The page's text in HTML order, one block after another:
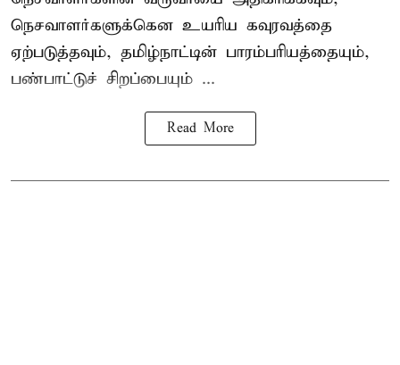
நெசவாளர்களுக்கென உயரிய கவுரவத்தை
ஏற்படுத்தவும், தமிழ்நாட்டின் பாரம்பரியத்தையும்,
பண்பாட்டுச் சிறப்பையும் ...
Read More